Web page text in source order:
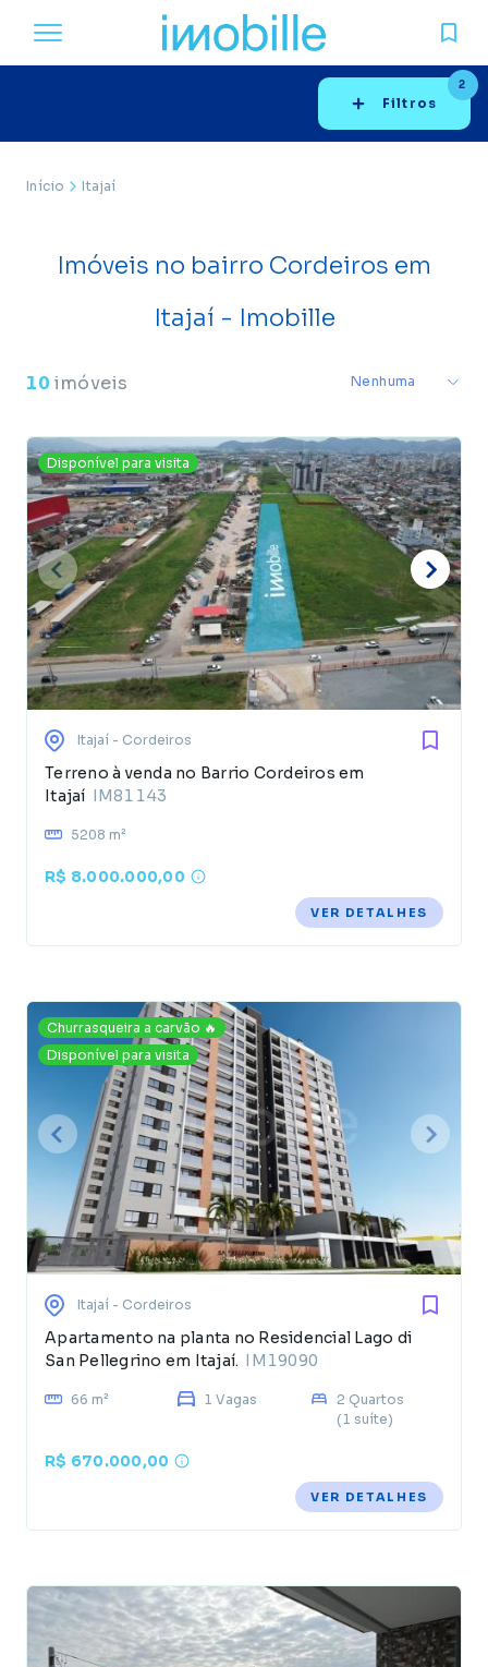
2
Filtros
Início Itajaí
Imóveis no bairro Cordeiros em
Itajaí - Imobille
10 imóveis
Disponível para visita
Itajaí - Cordeiros
Terreno à venda no Barrio Cordeiros em
Itajaí IM81143
5208 m²
R$ 8.000.000,00
VER DETALHES
Churrasqueira a carvão 🔥
Disponível para visita
Itajaí - Cordeiros
Apartamento na planta no Residencial Lago di
San Pellegrino em Itajaí. IM19090
66 m² 1 Vagas
2 Quartos
(1 suíte)
R$ 670.000,00
VER DETALHES